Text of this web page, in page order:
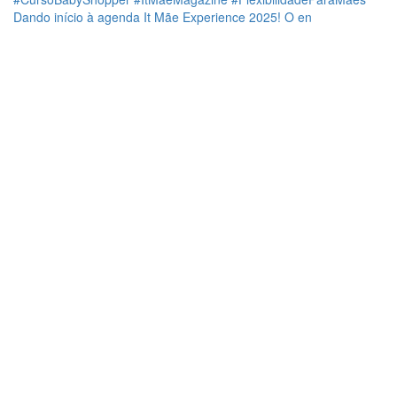
Dando início à agenda It Mãe Experience 2025! O en